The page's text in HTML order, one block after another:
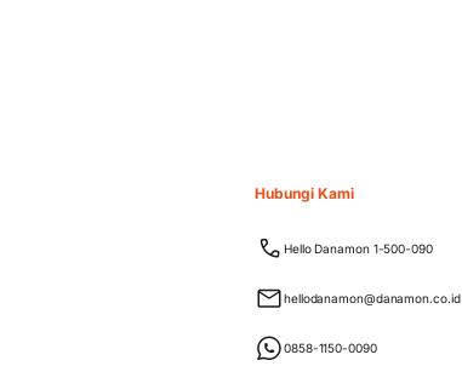
Hubungi Kami
Hello Danamon 1-500-090
hellodanamon@danamon.co.id
0858-1150-0090